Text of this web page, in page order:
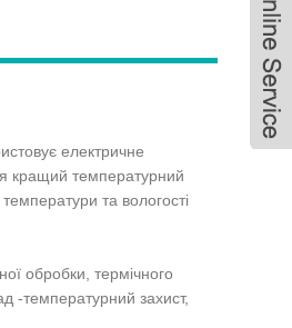
електричне
кращий температурний
та вологості
обробки, термічного
-температурний захист,